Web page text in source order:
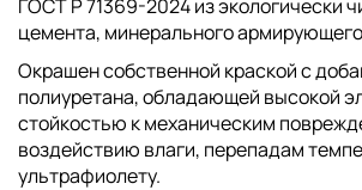
ГОСТ Р 71369-2024 из экологически
цемента, минерального
Окрашен собственной краской с
полиуретана, обладающей высокой
стойкостью к механическим
воздействию влаги, перепадам
ультрафиолету.